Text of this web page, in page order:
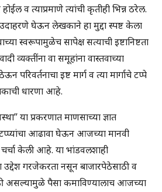
व त्याप्रमाणे त्यांची कृतीही भिन्न ठरेल.
घेऊन लेखकाने हा मुद्दा स्पष्ट केला
स्वरूपामुळेच सापेक्ष सत्याची इष्टानिष्टता
व्यक्तींना वा समूहांना वास्तवाच्या
इष्ट मार्ग व त्या मार्गाचे टप्पे
धारणा आहे.
या प्रकरणात माणसाच्या ज्ञात
टप्प्यांचा आढावा घेऊन आजच्या मानवी
चर्चा केली आहे. या भांडवलशाही
उद्देश गरजेकरता नसून बाजारपेठेसाठी व
असल्यामुळे पैसा कमाविण्यालाच आजच्या